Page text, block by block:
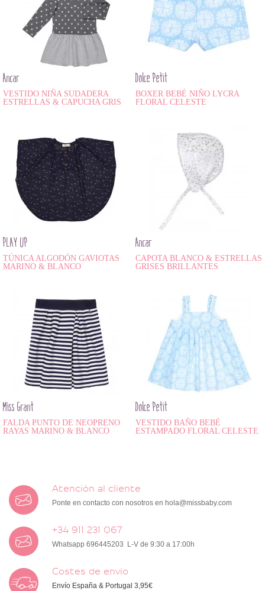
Ancar
VESTIDO NIÑA SUDADERA
ESTRELLAS & CAPUCHA GRIS
Dolce Petit
BOXER BEBÉ NIÑO LYCRA
FLORAL CELESTE
PLAY UP
TÚNICA ALGODÓN GAVIOTAS
MARINO & BLANCO
Ancar
CAPOTA BLANCO & ESTRELLAS
GRISES BRILLANTES
Miss Grant
FALDA PUNTO DE NEOPRENO
RAYAS MARINO & BLANCO
Dolce Petit
VESTIDO BAÑO BEBÉ
ESTAMPADO FLORAL CELESTE
Atención al cliente
Ponte en contacto con nosotros en hola@missbaby.com
+34 911 231 067
Whatsapp 696445203 L-V de 9:30 a 17:00h
Costes de envío
Envío España & Portugal 3,95€